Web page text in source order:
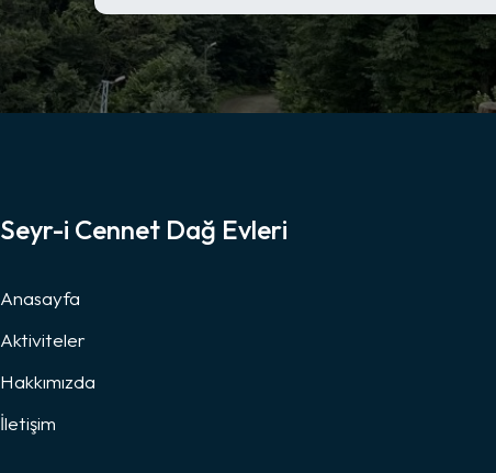
Seyr-i Cennet Dağ Evleri
Anasayfa
Aktiviteler
Hakkımızda
İletişim